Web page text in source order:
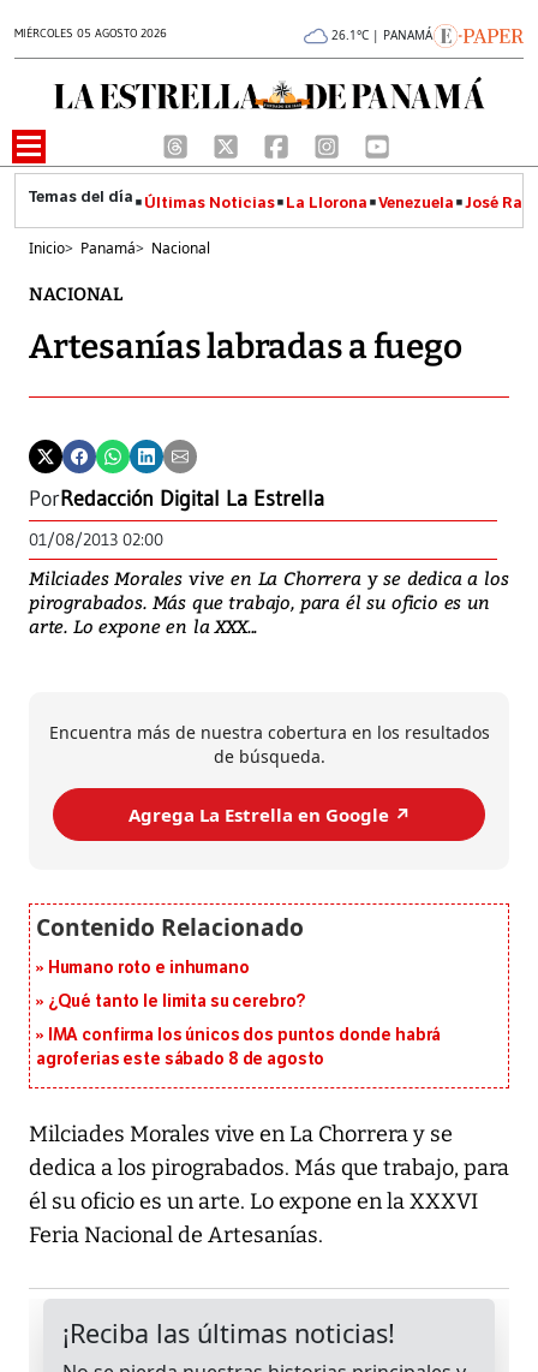
MIÉRCOLES 05 AGOSTO 2026 26.1°C | PANAMÁ
Últimas Noticias La Llorona Venezuela José
Inicio> Panamá> Nacional
NACIONAL
Artesanías labradas a fuego
PorRedacción Digital La Estrella
01/08/2013 02:00
Milciades Morales vive en La Chorrera y se dedica a los
pirograbados. Más que trabajo, para él su oficio es un
arte. Lo expone en la XXX...
Encuentra más de nuestra cobertura en los resultados
de búsqueda.
Agrega La Estrella en Google ↗️
Humano roto e inhumano
¿Qué tanto le limita su cerebro?
IMA confirma los únicos dos puntos donde habrá
agroferias este sábado 8 de agosto
Milciades Morales vive en La Chorrera y se
dedica a los pirograbados. Más que trabajo, para
él su oficio es un arte. Lo expone en la XXXVI
Feria Nacional de Artesanías.